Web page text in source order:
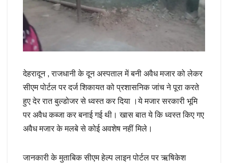
देहरादून , राजधानी के दून अस्पताल में बनी अवैध मजार को लेकर
सीएम पोर्टल पर दर्ज शिकायत को प्रशासनिक जांच ने पूरा करते
हुए देर रात बुल्डोजर से ध्वस्त कर दिया ।ये मजार सरकारी भूमि
पर अवैध कब्जा कर बनाई गई थी। खास बात ये कि ध्वस्त किए गए
अवैध मजार के मलबे से कोई अवशेष नहीं मिले।
जानकारी के मुताबिक सीएम हेल्प लाइन पोर्टल पर ऋषिकेश